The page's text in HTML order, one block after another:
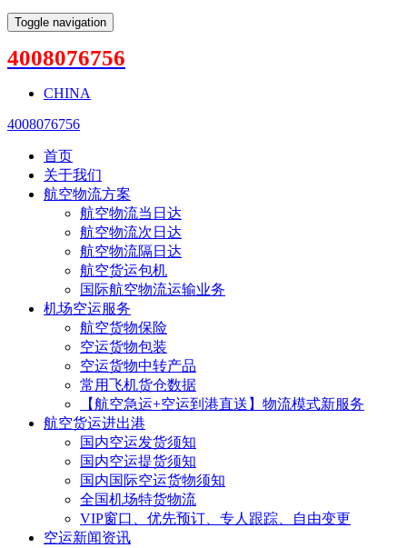
Toggle navigation
4008076756
CHINA
4008076756
首页
关于我们
航空物流方案
航空物流当日达
航空物流次日达
航空物流隔日达
航空货运包机
国际航空物流运输业务
机场空运服务
航空货物保险
空运货物包装
空运货物中转产品
常用飞机货仓数据
【航空急运+空运到港直送】物流模式新服务
航空货运进出港
国内空运发货须知
国内空运提货须知
国内国际空运货物须知
全国机场特货物流
VIP窗口、优先预订、专人跟踪、自由变更
空运新闻资讯